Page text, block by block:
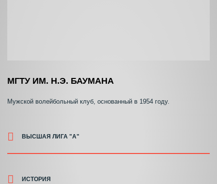
МГТУ ИМ. Н.Э. БАУМАНА
Мужской волейбольный клуб, основанный в 1954 году.
ВЫСШАЯ ЛИГА "А"
ИСТОРИЯ